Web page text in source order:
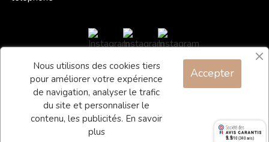
Blog
Contact
Conditions générales de vente
Mentions légales
Nous utilisons des cookies tiers
pour améliorer votre expérience
de navigation, analyser le trafic
du site et personnaliser le
contenu, les publicités. En savoir
plus
Accepter
9.9/10 (340 avis)